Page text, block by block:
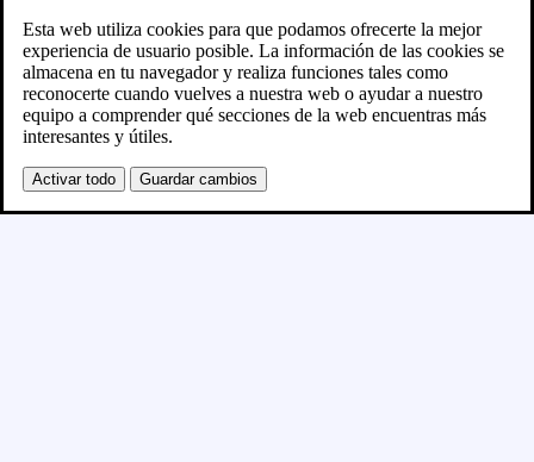
Próximamente
Se está creando el nuevo sitio WordPress y se
publicará en breve
Esta web utiliza cookies para que podamos ofrecerte la mejor
experiencia de usuario posible. La información de las cookies se
almacena en tu navegador y realiza funciones tales como
reconocerte cuando vuelves a nuestra web o ayudar a nuestro
equipo a comprender qué secciones de la web encuentras más
interesantes y útiles.
Activar todo Guardar cambios